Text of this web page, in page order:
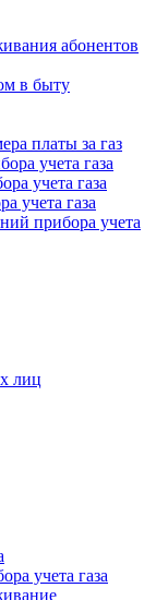
абонентов
в быту
платы за газ
учета газа
учета газа
учета газа
прибора учета
лиц
учета газа